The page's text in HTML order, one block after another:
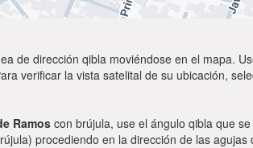
de dirección qibla moviéndose en el mapa.
verificar la vista satelital de su ubicación,
Ramos con brújula, use el ángulo qibla que
procediendo en la dirección de las